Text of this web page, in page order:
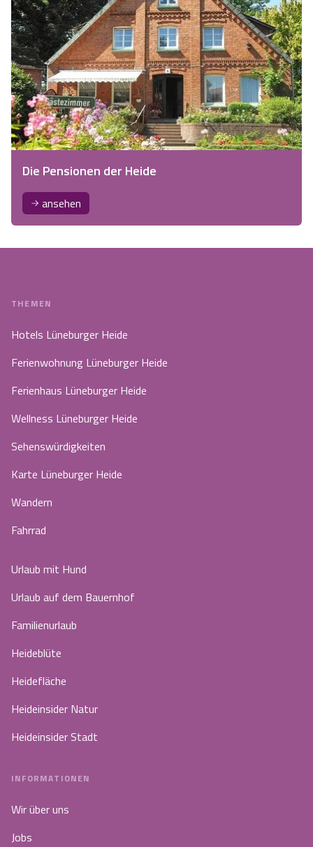
Die Pensionen der Heide
ansehen
THEMEN
Hotels Lüneburger Heide
Ferienwohnung Lüneburger Heide
Ferienhaus Lüneburger Heide
Wellness Lüneburger Heide
Sehenswürdigkeiten
Karte Lüneburger Heide
Wandern
Fahrrad
Urlaub mit Hund
Urlaub auf dem Bauernhof
Familienurlaub
Heideblüte
Heidefläche
Heideinsider Natur
Heideinsider Stadt
INFORMATIONEN
Wir über uns
Jobs